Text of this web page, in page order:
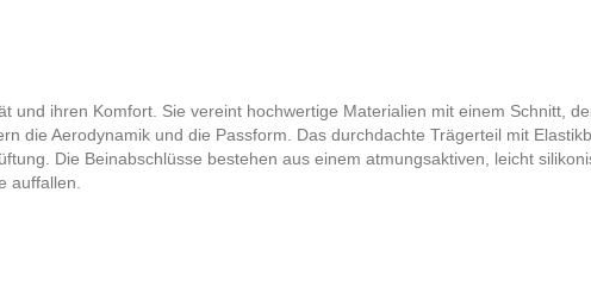
und ihren Komfort. Sie vereint hochwertige Materialien mit einem Schnitt,
die Aerodynamik und die Passform. Das durchdachte Trägerteil mit
Die Beinabschlüsse bestehen aus einem atmungsaktiven, leicht
auffallen.